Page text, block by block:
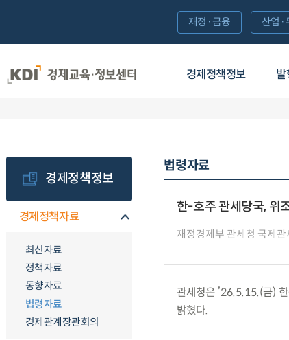
경제정책정보 발
재정·금융 산업·
경제정책정보
경제정책자료
최신자료
정책자료
동향자료
법령자료
경제관계장관회의
법령자료
한-호주 관세당국, 위
재정경제부 관세청 국제
관세청은 ’26.5.15.(금)
밝혔다.